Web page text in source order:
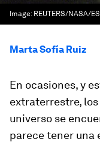
Image: REUTERS/NASA/
Marta Sofía Ruiz
En ocasiones, y
extraterrestre,
universo se
parece tener una